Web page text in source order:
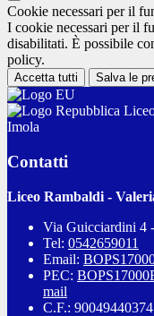
Cookie necessari per il
I cookie necessari per il
disabilitati. È possibile
policy.
Accetta tutti Salva le
Imola
Contatti
Liceo Rambaldi -
Via Guicciardini 4
Tel: 0542659011
Email:
PEC:
mail
C.F.: 90049440374